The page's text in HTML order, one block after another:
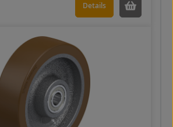
Details